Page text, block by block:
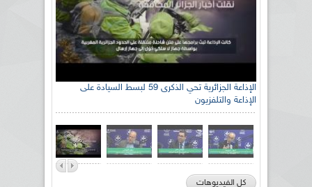
الإذاعة الجزائرية تحي الذكرى 59 لبسط السيادة على
الإذاعة والتلفزيون
كل الفيديوهات